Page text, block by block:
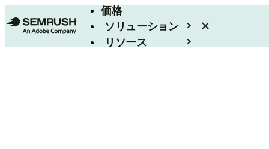
価格
ソリューション
リソース